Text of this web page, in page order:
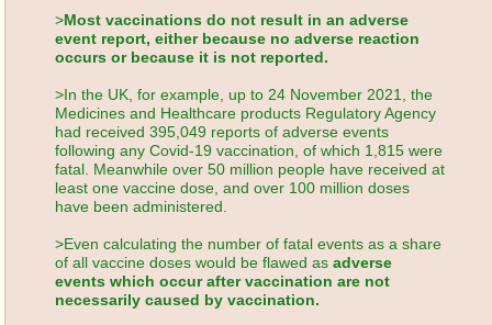
>Most vaccinations do not result in an adverse
event report, either because no adverse reaction
occurs or because it is not reported.
>In the UK, for example, up to 24 November 2021, the
Medicines and Healthcare products Regulatory Agency
had received 395,049 reports of adverse events
following any Covid-19 vaccination, of which 1,815 were
fatal. Meanwhile over 50 million people have received at
least one vaccine dose, and over 100 million doses
have been administered.
>Even calculating the number of fatal events as a share
of all vaccine doses would be flawed as adverse
events which occur after vaccination are not
necessarily caused by vaccination.